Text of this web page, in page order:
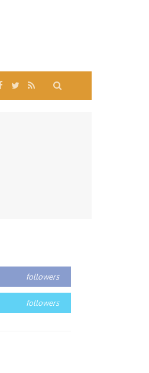
followers
followers